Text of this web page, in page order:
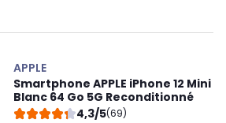
APPLE
Smartphone APPLE iPhone 12 Mini
Blanc 64 Go 5G Reconditionné
4,3/5(69)